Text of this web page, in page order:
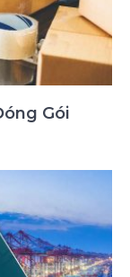
Gói